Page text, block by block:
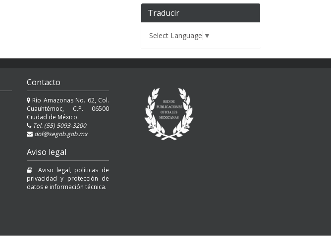
Traducir
Select Language ▼
Contacto
Río Amazonas No. 62, Col.
Cuauhtémoc, C.P. 06500
Ciudad de México.
Tel. (55) 5093-3200
dof@segob.gob.mx
Aviso legal
Aviso legal, políticas de
privacidad y protección de
datos e información técnica.